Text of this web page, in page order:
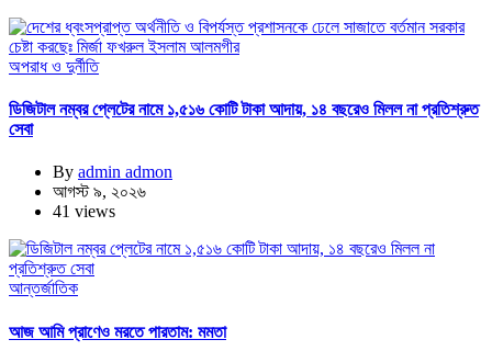
অপরাধ ও দুর্নীতি
ডিজিটাল নম্বর প্লেটের নামে ১,৫১৬ কোটি টাকা আদায়, ১৪ বছরেও মিলল না প্রতিশ্রুত
সেবা
By admin admon
আগস্ট ৯, ২০২৬
41 views
আন্তর্জাতিক
আজ আমি প্রাণেও মরতে পারতাম: মমতা